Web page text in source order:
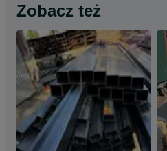
Zobacz też